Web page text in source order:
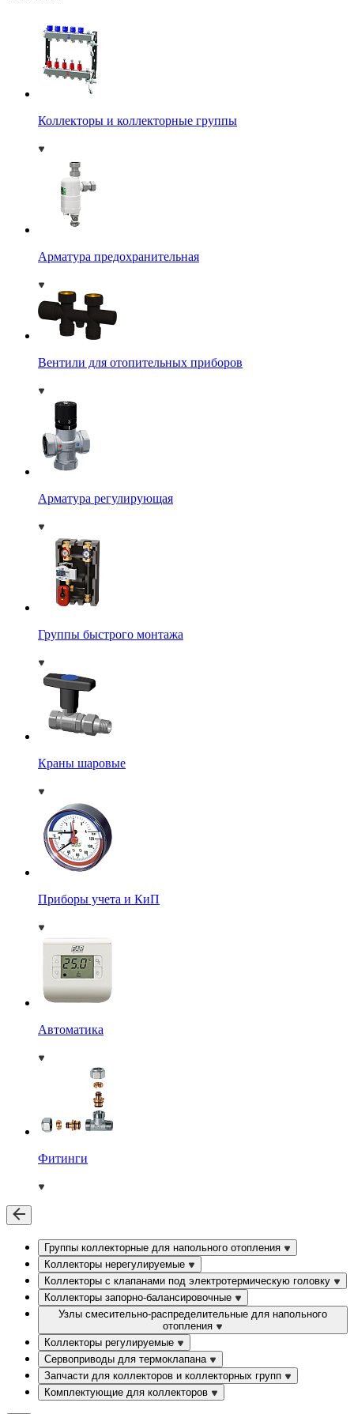
Коллекторы и коллекторные группы
Арматура предохранительная
Вентили для отопительных приборов
Арматура регулирующая
Группы быстрого монтажа
Краны шаровые
Приборы учета и КиП
Автоматика
Фитинги
Группы коллекторные для напольного отопления
Коллекторы нерегулируемые
Коллекторы с клапанами под электротермическую головку
Коллекторы запорно-балансировочные
Узлы смесительно-распределительные для напольного
отопления
Коллекторы регулируемые
Сервоприводы для термоклапана
Запчасти для коллекторов и коллекторных групп
Комплектующие для коллекторов